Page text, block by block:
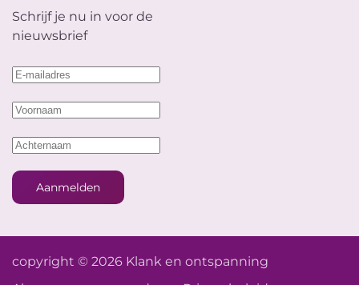
Schrijf je nu in voor de
nieuwsbrief
Aanmelden
copyright © 2026 Klank en ontspanning